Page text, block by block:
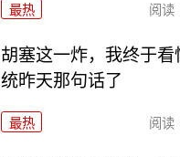
最热 阅读
胡塞这一炸，我终于看
统昨天那句话了
最热 阅读